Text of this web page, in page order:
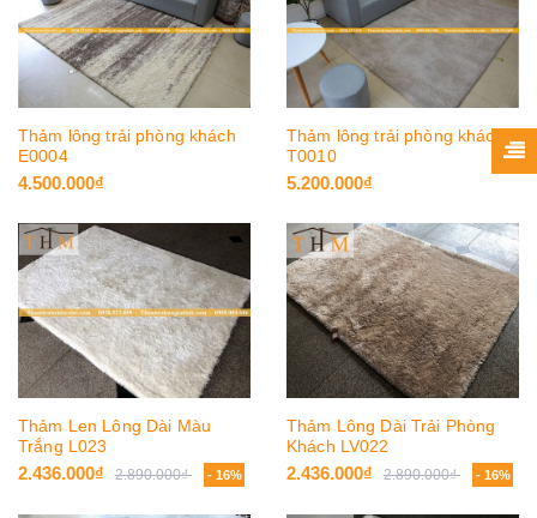
Thảm lông trải phòng khách
E0004
4.500.000₫
Thảm lông trải phòng khách
T0010
5.200.000₫
Thảm Len Lông Dài Màu
Trắng L023
2.436.000₫ 2.890.000₫ - 16%
Thảm Lông Dài Trải Phòng
Khách LV022
2.436.000₫ 2.890.000₫ - 16%